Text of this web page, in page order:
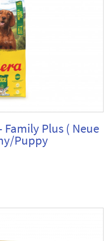
Family Plus ( Neue
Puppy